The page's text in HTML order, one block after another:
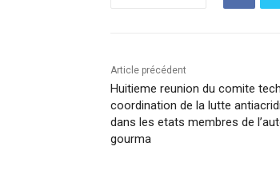
Article précédent
Huitieme reunion du comite
coordination de la lutte
dans les etats membres de
gourma